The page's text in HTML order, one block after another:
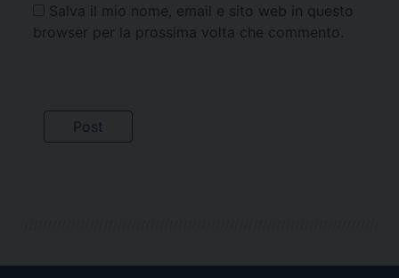
Salva il mio nome, email e sito web in questo
browser per la prossima volta che commento.